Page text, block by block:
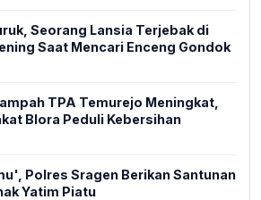
Seorang Lansia Terjebak di
Saat Mencari Enceng Gondok
TPA Temurejo Meningkat,
Blora Peduli Kebersihan
Polres Sragen Berikan Santunan
Yatim Piatu